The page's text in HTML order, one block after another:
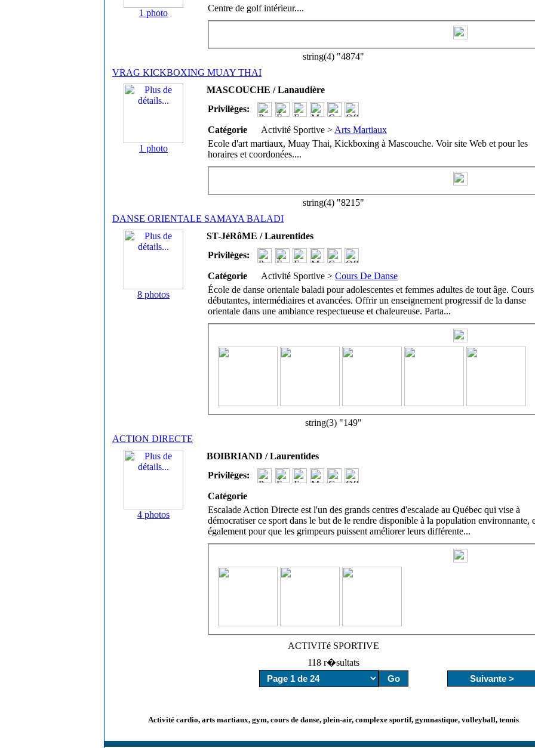
1 photo
Centre de golf intérieur....
string(4) "4874"
VRAG KICKBOXING MUAY THAI
1 photo
MASCOUCHE / Lanaudière
Privilèges:
Catégorie Activité Sportive > Arts Martiaux
Ecole d'art martiaux, Muay Thai, Kickboxing à Mascouche. Voir site Web et pour les
horaires et coordonées....
string(4) "8215"
DANSE ORIENTALE SAMAYA BALADI
8 photos
ST-JéRôME / Laurentides
Privilèges:
Catégorie Activité Sportive > Cours De Danse
École de danse orientale baladi pour adolescentes et femmes adultes de tout âge.
débutantes, intermédiaires et avancées. Offrir un enseignement progressif de la danse
orientale dans une ambiance respectueuse et chaleureuse. Parta...
string(3) "149"
ACTION DIRECTE
4 photos
BOIBRIAND / Laurentides
Privilèges:
Catégorie
Escalade Action Directe est l'un des grands centres d'escalade au Québec qui vise à
démocratiser ce sport dans le but de le rendre disponible à la population environnante,
également pour que les grimpeurs puissent améliorer leurs différente...
ACTIVITé SPORTIVE
118 r�sultats
Activité cardio, arts martiaux, gym, cours de danse, plein-air, complexe sportif, gymnastique, volleyball, tennis